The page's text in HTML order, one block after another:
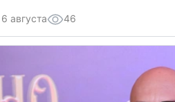
6 августа 46